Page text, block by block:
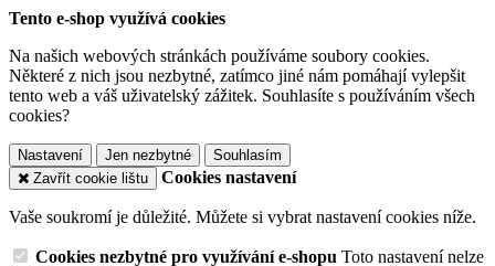
Tento e-shop využívá cookies
Na našich webových stránkách používáme soubory cookies.
Některé z nich jsou nezbytné, zatímco jiné nám pomáhají vylepšit
tento web a váš uživatelský zážitek. Souhlasíte s používáním všech
cookies?
Nastavení Jen nezbytné
Souhlasím
Zavřít cookie lištu
Cookies nastavení
Vaše soukromí je důležité. Můžete si vybrat nastavení cookies níže.
Cookies nezbytné pro využívání e-shopu Toto nastavení nelze